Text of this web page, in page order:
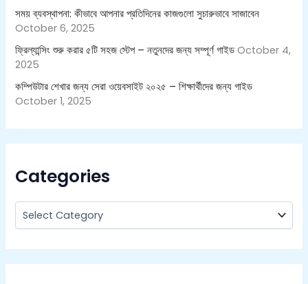
সময় ব্যবস্থাপনা: কীভাবে আপনার প্রতিদিনের কাজগুলো সুচারুভাবে সাজাবেন
October 6, 2025
ফ্রিল্যান্সিং শুরু করার ৫টি সহজ স্টেপ – নতুনদের জন্য সম্পূর্ণ গাইড October 4,
2025
কম্পিউটার শেখার জন্য সেরা ওয়েবসাইট ২০২৫ – শিক্ষার্থীদের জন্য গাইড
October 1, 2025
Categories